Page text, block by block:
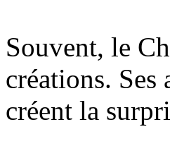
Souvent, le
créations. Ses
créent la